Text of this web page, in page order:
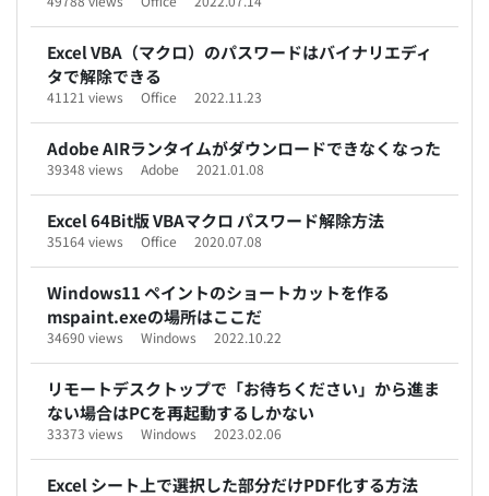
Excel VBA（マクロ）のパスワードはバイナリエディ
タで解除できる
41121 views Office 2022.11.23
Adobe AIRランタイムがダウンロードできなくなった
39348 views Adobe 2021.01.08
Excel 64Bit版 VBAマクロ パスワード解除方法
35164 views Office 2020.07.08
Windows11 ペイントのショートカットを作る
mspaint.exeの場所はここだ
34690 views Windows 2022.10.22
リモートデスクトップで「お待ちください」から進ま
ない場合はPCを再起動するしかない
33373 views Windows 2023.02.06
Excel シート上で選択した部分だけPDF化する方法